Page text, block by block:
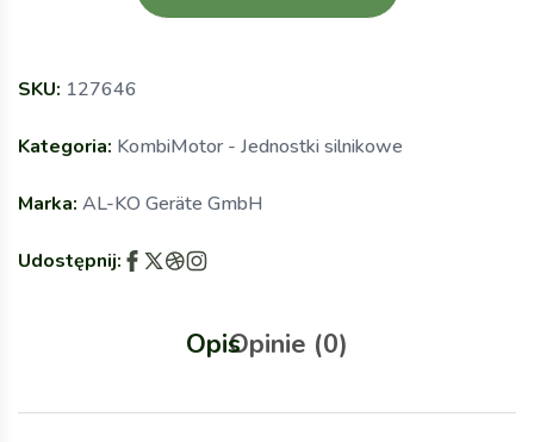
SKU: 127646
Kategoria: KombiMotor - Jednostki silnikowe
Marka: AL-KO Geräte GmbH
Udostępnij:
OpisOpinie (0)